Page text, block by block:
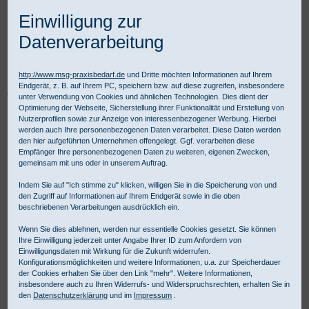
Praxisbedarf Shop Instrumente
Einmalinstrumente
Fuhrmann Einmalinstrumente
Ergänzungsinstrumente
Fuhrmann Fox Wundkürette Ø 3,3 mm
Einwilligung zur
Datenverarbeitung
http://www.msg-praxisbedarf.de und Dritte möchten Informationen auf Ihrem
Endgerät, z. B. auf Ihrem PC, speichern bzw. auf diese zugreifen, insbesondere
unter Verwendung von Cookies und ähnlichen Technologien. Dies dient der
Optimierung der Webseite, Sicherstellung ihrer Funktionalität und Erstellung von
Nutzerprofilen sowie zur Anzeige von interessenbezogener Werbung. Hierbei
werden auch Ihre personenbezogenen Daten verarbeitet. Diese Daten werden
den hier aufgeführten Unternehmen offengelegt. Ggf. verarbeiten diese
Empfänger Ihre personenbezogenen Daten zu weiteren, eigenen Zwecken,
gemeinsam mit uns oder in unserem Auftrag.
Indem Sie auf "Ich stimme zu" klicken, willigen Sie in die Speicherung von und
den Zugriff auf Informationen auf Ihrem Endgerät sowie in die oben
beschriebenen Verarbeitungen ausdrücklich ein.
Wenn Sie dies ablehnen, werden nur essentielle Cookies gesetzt. Sie können
Ihre Einwilligung jederzeit unter Angabe Ihrer ID zum Anfordern von
Einwilligungsdaten mit Wirkung für die Zukunft widerrufen.
Konfigurationsmöglichkeiten und weitere Informationen, u.a. zur Speicherdauer
der Cookies erhalten Sie über den Link "mehr". Weitere Informationen,
insbesondere auch zu Ihren Widerrufs- und Widerspruchsrechten, erhalten Sie in
den Datenschutzerklärung und im Impressum